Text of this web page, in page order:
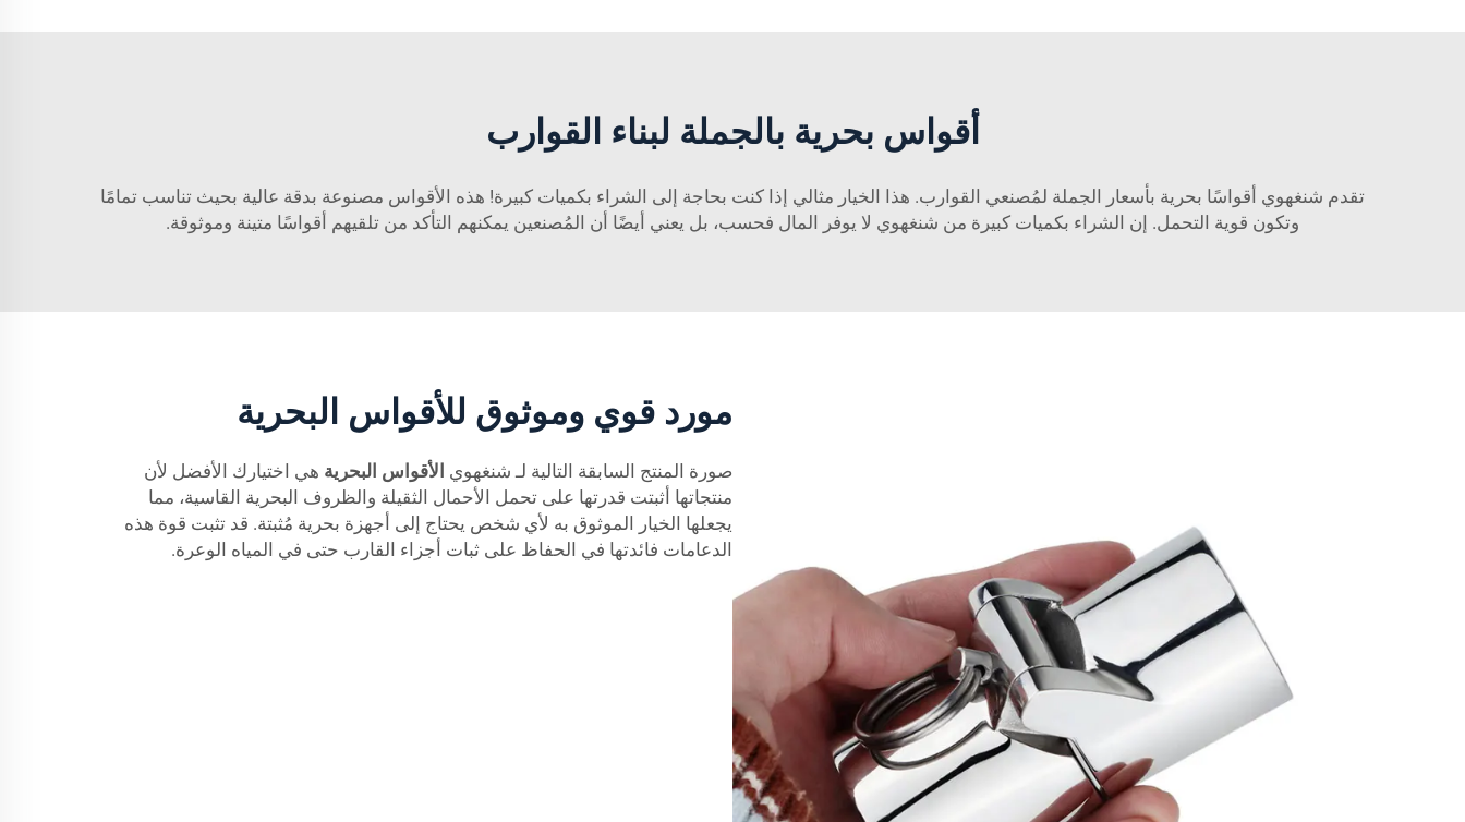
أقواس بحرية بالجملة لبناء القوارب
تقدم شنغهوي أقواسًا بحرية بأسعار الجملة لمُصنعي القوارب. هذا الخيار مثالي إذا كنت بحاجة إلى الشراء بكميات كبيرة! هذه الأقواس مصنوعة بدقة عالية بحيث تناسب تمامًا
وتكون قوية التحمل. إن الشراء بكميات كبيرة من شنغهوي لا يوفر المال فحسب، بل يعني أيضًا أن المُصنعين يمكنهم التأكد من تلقيهم أقواسًا متينة وموثوقة.
مورد قوي وموثوق للأقواس البحرية
صورة المنتج السابقة التالية لـ شنغهوي الأقواس البحرية هي اختيارك الأفضل لأن
منتجاتها أثبتت قدرتها على تحمل الأحمال الثقيلة والظروف البحرية القاسية، مما
يجعلها الخيار الموثوق به لأي شخص يحتاج إلى أجهزة بحرية مُثبتة. قد تثبت قوة هذه
الدعامات فائدتها في الحفاظ على ثبات أجزاء القارب حتى في المياه الوعرة.